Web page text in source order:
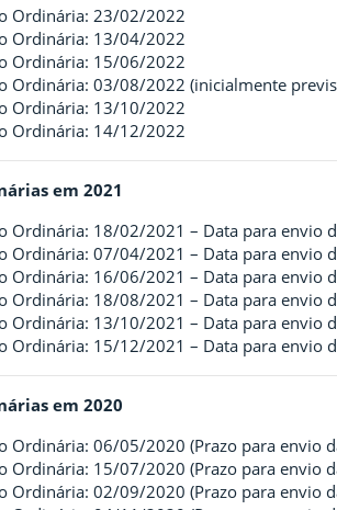
Ordinária: 23/02/2022
Ordinária: 13/04/2022
Ordinária: 15/06/2022
Ordinária: 03/08/2022 (inicialmente
Ordinária: 13/10/2022
Ordinária: 14/12/2022
em 2021
Ordinária: 18/02/2021 – Data para envio
Ordinária: 07/04/2021 – Data para envio
Ordinária: 16/06/2021 – Data para envio
Ordinária: 18/08/2021 – Data para envio
Ordinária: 13/10/2021 – Data para envio
Ordinária: 15/12/2021 – Data para envio
em 2020
Ordinária: 06/05/2020 (Prazo para envio
Ordinária: 15/07/2020 (Prazo para envio
Ordinária: 02/09/2020 (Prazo para envio